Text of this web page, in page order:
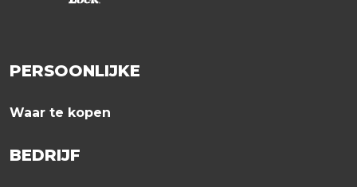
PERSOONLIJKE
Waar te kopen
BEDRIJF